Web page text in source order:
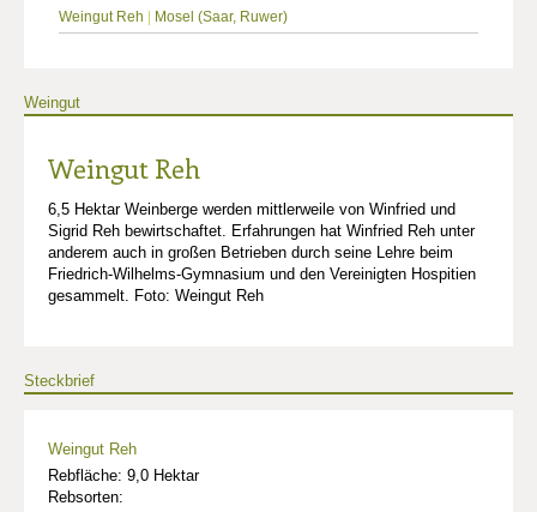
Weingut Reh Mosel (Saar, Ruwer)
Weingut
Weingut Reh
6,5 Hektar Weinberge werden mittlerweile von Winfried und
Sigrid Reh bewirtschaftet. Erfahrungen hat Winfried Reh unter
anderem auch in großen Betrieben durch seine Lehre beim
Friedrich-Wilhelms-Gymnasium und den Vereinigten Hospitien
gesammelt. Foto: Weingut Reh
Steckbrief
Weingut Reh
Rebfläche: 9,0 Hektar
Rebsorten: